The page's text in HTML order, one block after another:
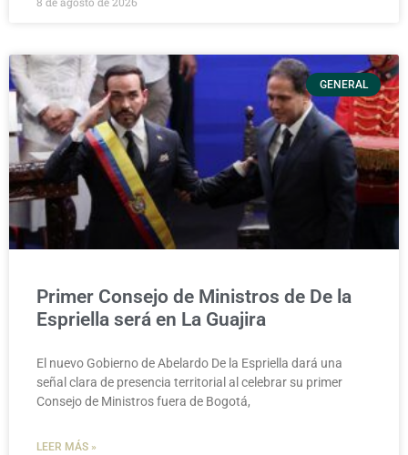
GENERAL
Primer Consejo de Ministros de De la
Espriella será en La Guajira
El nuevo Gobierno de Abelardo De la Espriella dará una
señal clara de presencia territorial al celebrar su primer
Consejo de Ministros fuera de Bogotá,
LEER MÁS »